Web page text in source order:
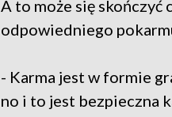
A to może się
odpowiedniego
- Karma jest w formie
no i to jest bezpieczna